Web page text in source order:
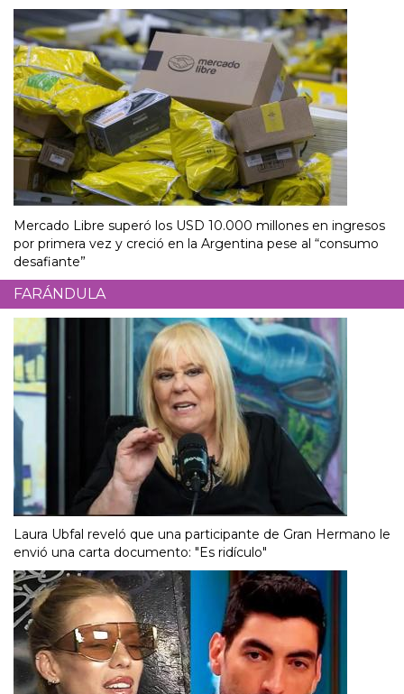
Mercado Libre superó los USD 10.000 millones en ingresos
por primera vez y creció en la Argentina pese al “consumo
desafiante”
FARÁNDULA
Laura Ubfal reveló que una participante de Gran Hermano le
envió una carta documento: "Es ridículo"